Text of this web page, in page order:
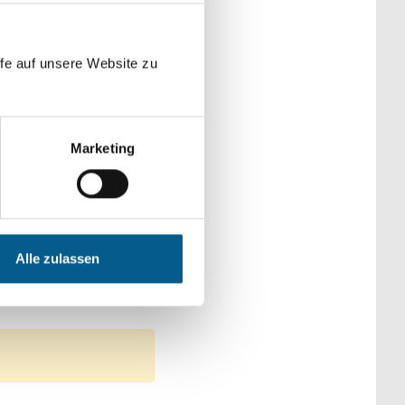
auf unsere Website zu
Marketing
Alle zulassen
Kategorien
Kirchliche Zwecke